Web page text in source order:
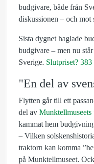
budgivare, både från
diskussionen – och
Sista dygnet haglade
budgivare – men nu
Sverige. Slutpriset?
"En del av
Flytten går till ett
del av Munktellmuseets
kammat hem
– Vilken
traktorn kan komma
på Munktellmuseet.